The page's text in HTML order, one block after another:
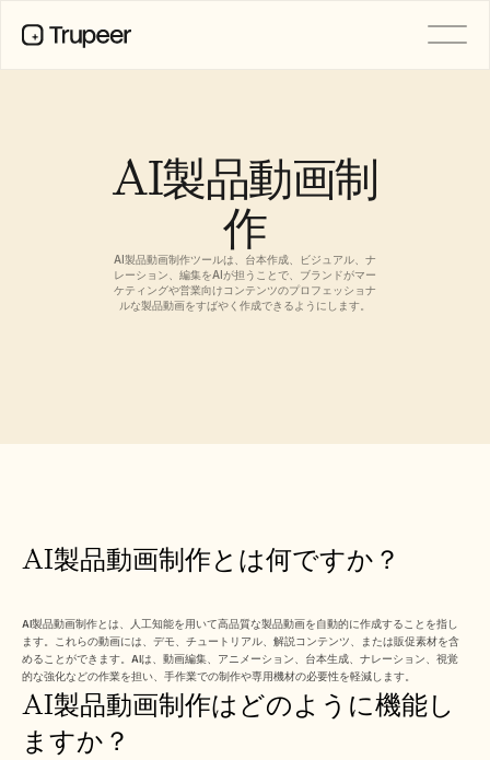
AI製品動画制
作
AI製品動画制作ツールは、台本作成、ビジュアル、ナ
レーション、編集をAIが担うことで、ブランドがマー
ケティングや営業向けコンテンツのプロフェッショナ
ルな製品動画をすばやく作成できるようにします。
AI製品動画制作とは何ですか？
AI製品動画制作とは、人工知能を用いて高品質な製品動画を自動的に作成することを指し
ます。これらの動画には、デモ、チュートリアル、解説コンテンツ、または販促素材を含
めることができます。AIは、動画編集、アニメーション、台本生成、ナレーション、視覚
的な強化などの作業を担い、手作業での制作や専用機材の必要性を軽減します。
AI製品動画制作はどのように機能し
ますか？
ナレッジベース
Partner Program
セールスイネーブルメント
プリセールス
プロダクトマーケティング
カスタマーサクセス
トレーニング
See more